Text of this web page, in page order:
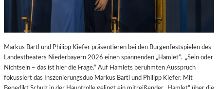
Markus Bartl und Philipp Kiefer präsentieren bei den Burgenfestspielen des
Landestheaters Niederbayern 2026 einen spannenden „Hamlet“. „Sein oder
Nichtsein – das ist hier die Frage.“ Auf Hamlets berühmten Ausspruch
fokussiert das Inszenierungsduo Markus Bartl und Philipp Kiefer. Mit